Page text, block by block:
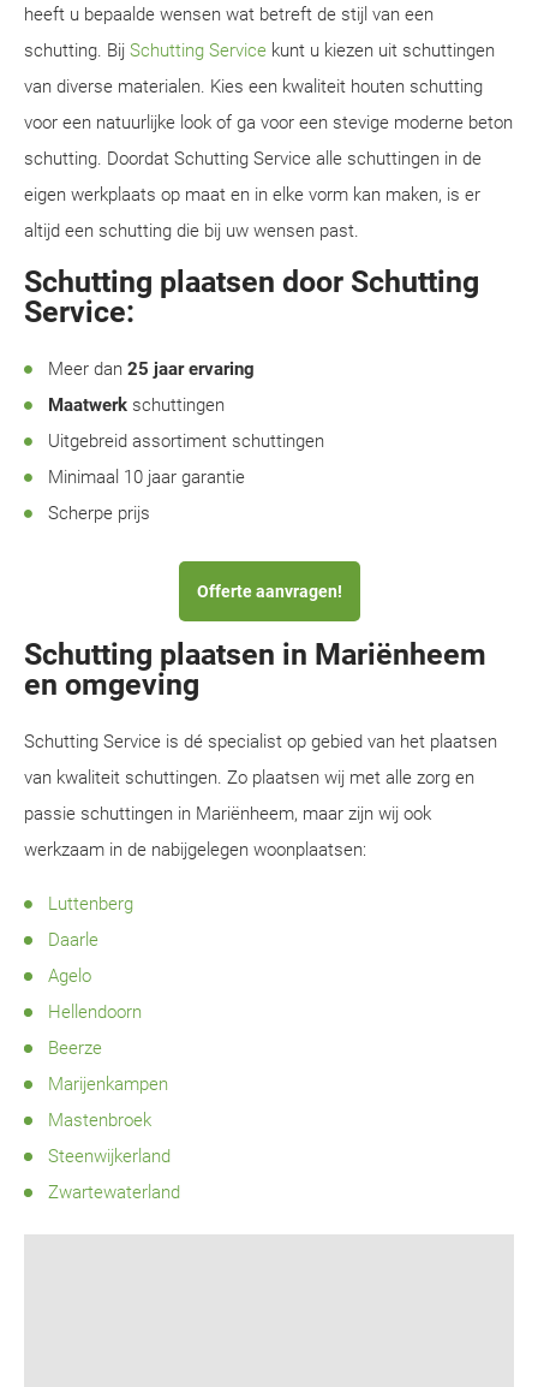
heeft u bepaalde wensen wat betreft de stijl van een
schutting. Bij Schutting Service kunt u kiezen uit schuttingen
van diverse materialen. Kies een kwaliteit houten schutting
voor een natuurlijke look of ga voor een stevige moderne beton
schutting. Doordat Schutting Service alle schuttingen in de
eigen werkplaats op maat en in elke vorm kan maken, is er
altijd een schutting die bij uw wensen past.
Schutting plaatsen door Schutting
Service:
Meer dan 25 jaar ervaring
Maatwerk schuttingen
Uitgebreid assortiment schuttingen
Minimaal 10 jaar garantie
Scherpe prijs
Offerte aanvragen!
Schutting plaatsen in Mariënheem
en omgeving
Schutting Service is dé specialist op gebied van het plaatsen
van kwaliteit schuttingen. Zo plaatsen wij met alle zorg en
passie schuttingen in Mariënheem, maar zijn wij ook
werkzaam in de nabijgelegen woonplaatsen:
Luttenberg
Daarle
Agelo
Hellendoorn
Beerze
Marijenkampen
Mastenbroek
Steenwijkerland
Zwartewaterland